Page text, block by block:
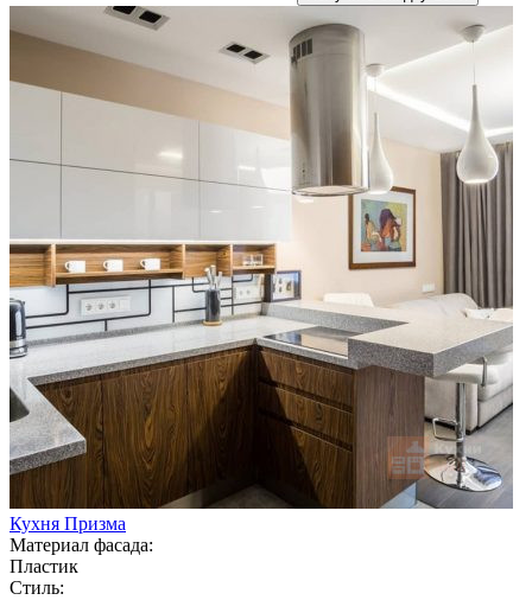
Кухня Призма
Материал фасада:
Пластик
Стиль: